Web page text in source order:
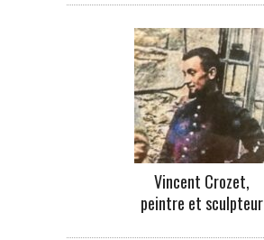
Vincent Crozet,
peintre et sculpteur